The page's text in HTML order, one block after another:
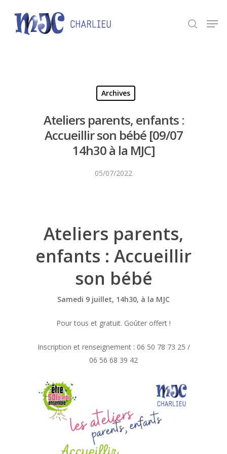
Archives
Ateliers parents, enfants :
Accueillir son bébé [09/07
14h30 à la MJC]
05/07/2022
Ateliers parents,
enfants : Accueillir
son bébé
Samedi 9 juillet, 14h30, à la MJC
Pour tous et gratuit. Goûter offert !
Inscription et renseignement : 06 50 78 73 25 /
06 56 68 39 42